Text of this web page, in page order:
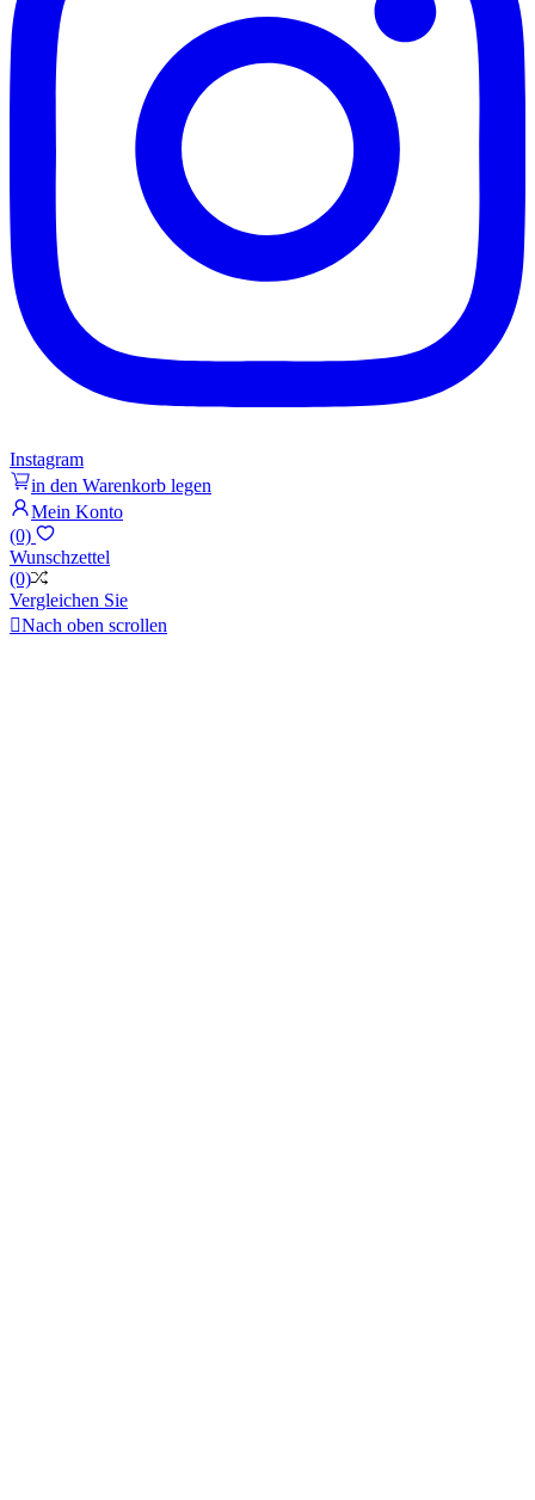
Instagram
in den Warenkorb legen
Mein Konto
(0)
Wunschzettel
(0)
Vergleichen Sie
Nach oben scrollen